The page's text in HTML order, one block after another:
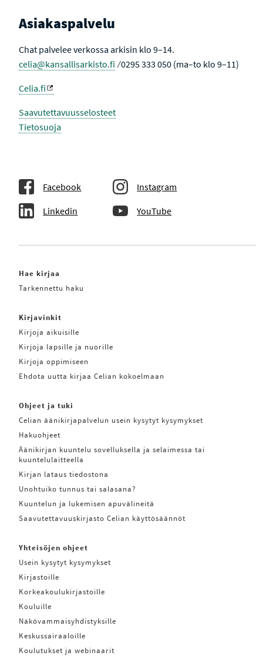
Asiakaspalvelu
Chat palvelee verkossa arkisin klo 9–14.
celia@kansallisarkisto.fi ⁄ 0295 333 050 (ma–to klo 9–11)
Celia.fi
Saavutettavuusselosteet
Tietosuoja
Facebook Instagram
Linkedin YouTube
Hae kirjaa
Tarkennettu haku
Kirjavinkit
Kirjoja aikuisille
Kirjoja lapsille ja nuorille
Kirjoja oppimiseen
Ehdota uutta kirjaa Celian kokoelmaan
Ohjeet ja tuki
Celian äänikirjapalvelun usein kysytyt kysymykset
Hakuohjeet
Äänikirjan kuuntelu sovelluksella ja selaimessa tai
kuuntelulaitteella
Kirjan lataus tiedostona
Unohtuiko tunnus tai salasana?
Kuuntelun ja lukemisen apuvälineitä
Saavutettavuuskirjasto Celian käyttösäännöt
Yhteisöjen ohjeet
Usein kysytyt kysymykset
Kirjastoille
Korkeakoulukirjastoille
Kouluille
Näkövammaisyhdistyksille
Keskussairaaloille
Koulutukset ja webinaarit